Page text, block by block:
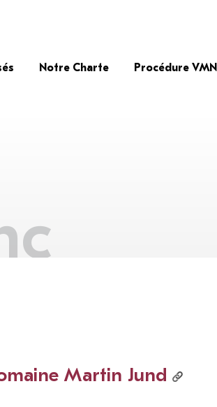
Notre Charte Procédure VMN
Martin Jund